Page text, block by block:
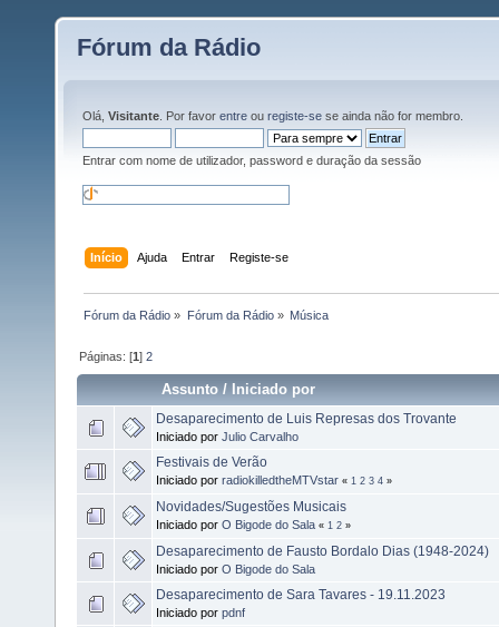
Fórum da Rádio
Olá, Visitante . Por favor entre ou registe-se se ainda não for membro.
Entrar com nome de utilizador, password e duração da sessão
Início Ajuda Entrar Registe-se
Fórum da Rádio » Fórum da Rádio» Música
Páginas: [1]2
Assunto /Iniciado por
Desaparecimento de Luis Represas dos Trovante
Iniciado por Julio Carvalho
Festivais de Verão
Iniciado por radiokilledtheMTVstar « 1 2 3 4 »
Novidades/Sugestões Musicais
Iniciado por O Bigode do Sala « 1 2 »
Desaparecimento de Fausto Bordalo Dias (1948-2024)
Iniciado por O Bigode do Sala
Desaparecimento de Sara Tavares - 19.11.2023
Iniciado por pdnf